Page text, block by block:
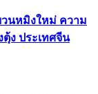
วนหมิงใหม่ ความ
ง ประเทศจีน